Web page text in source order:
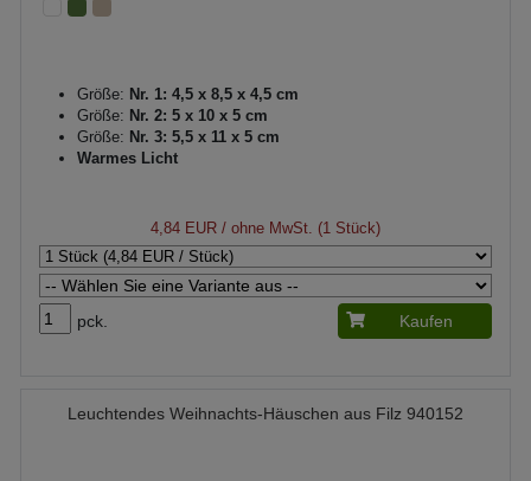
Größe: Nr. 1: 4,5 x 8,5 x 4,5 cm
Größe: Nr. 2: 5 x 10 x 5 cm
Größe: Nr. 3: 5,5 x 11 x 5 cm
Warmes Licht
4,84 EUR / ohne MwSt. (1 Stück)
pck. Kaufen
Leuchtendes Weihnachts-Häuschen aus Filz 940152